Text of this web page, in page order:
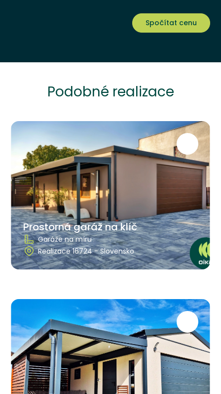
Spočítat cenu
Podobné realizace
Prostorná garáž na klíč
Garáže na míru
Realizace 16724 - Slovensko